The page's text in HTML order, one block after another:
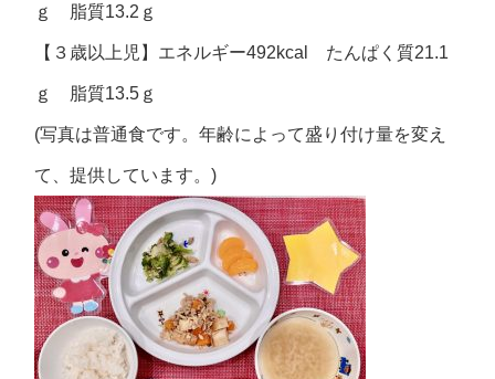
ｇ 脂質13.2ｇ
【３歳以上児】エネルギー492kcal たんぱく質21.1
ｇ 脂質13.5ｇ
(写真は普通食です。年齢によって盛り付け量を変え
て、提供しています。)